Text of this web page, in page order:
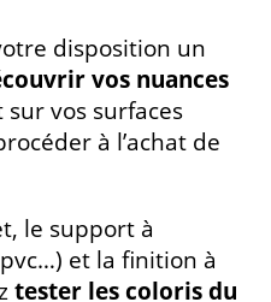
disposition un
vos nuances
vos surfaces
à l’achat de
le support à
et la finition à
tester les coloris du